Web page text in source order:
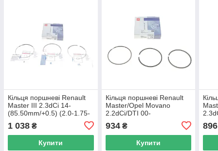
Кільця поршневі Renault
Master III 2.3dCi 14-
(85.50mm/+0.5) (2.0-1.75-
038 0026 21 UA62
1 038 ₴
Купити
Кільця поршневі Renault
Master/Opel Movano
2.2dCi/DTI 00-
(87.00mm/STD) (3-1.75-
2.5) NPR 120 038 0050 00
UA62
934₴
Купити
038
896